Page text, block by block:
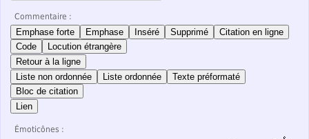
Commentaire :
Emphase forte Emphase Inséré Supprimé
Citation en ligne
Code
Locution étrangère
Retour à la ligne
Liste non ordonnée
Liste ordonnée
Texte préformaté
Bloc de citation
Lien
Émoticônes :